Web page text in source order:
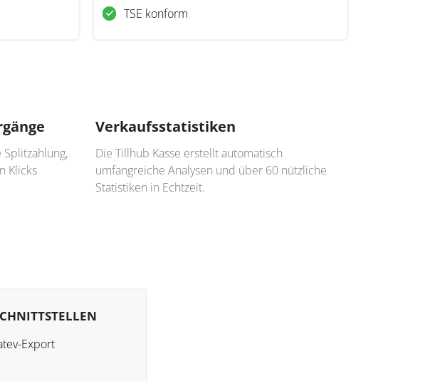
TSE konform
Splitzahlung,
Klicks
Verkaufsstatistiken
Die Tillhub Kasse erstellt automatisch
umfangreiche Analysen und über 60 nützliche
Statistiken in Echtzeit.
Export